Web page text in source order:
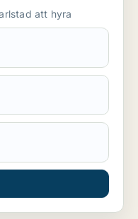
att hyra